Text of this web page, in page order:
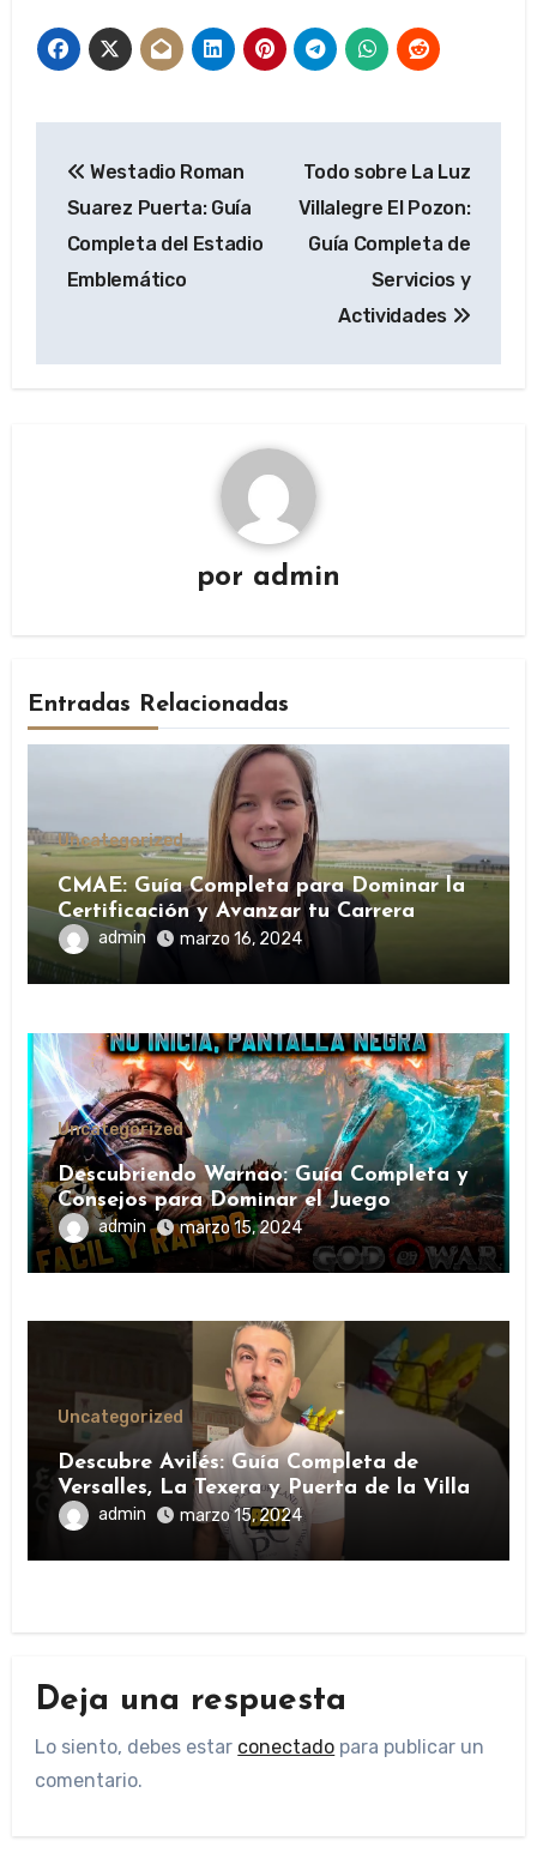
de
entradas
Westadio Roman
Suarez Puerta: Guía
Completa del Estadio
Emblemático
Todo sobre La Luz
Villalegre El Pozon:
Guía Completa de
Servicios y
Actividades
por admin
Entradas Relacionadas
Uncategorized
CMAE: Guía Completa para Dominar la
Certificación y Avanzar tu Carrera
admin marzo 16, 2024
Uncategorized
Descubriendo Warnao: Guía Completa y
Consejos para Dominar el Juego
admin marzo 15, 2024
Uncategorized
Descubre Avilés: Guía Completa de
Versalles, La Texera y Puerta de la Villa
admin marzo 15, 2024
Deja una respuesta
Lo siento, debes estar conectado para publicar un
comentario.